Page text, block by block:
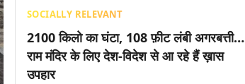
SOCIALLY RELEVANT
2100 किलो का घंटा, 108 फ़ीट लंबी अगरबत्ती…
राम मंदिर के लिए देश-विदेश से आ रहे हैं ख़ास
उपहार